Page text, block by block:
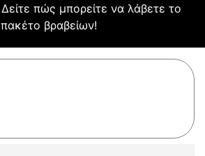
Δείτε πώς μπορείτε να λάβετε το
πακέτο βραβείων!